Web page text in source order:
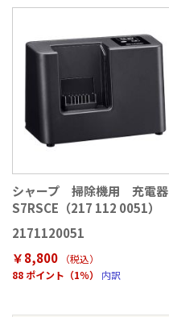
シャープ 掃除機用 充電器
S7RSCE（217 112 0051）
2171120051
￥8,800
（税込）
88 ポイント（1％）
内訳